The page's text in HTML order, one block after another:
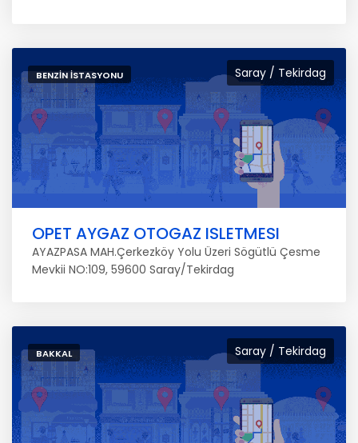
Saray / Tekirdag
BENZIN İSTASYONU
OPET AYGAZ OTOGAZ ISLETMESI
AYAZPASA MAH.Çerkezköy Yolu Üzeri Sögütlü Çesme
Mevkii NO:109, 59600 Saray/Tekirdag
Saray / Tekirdag
BAKKAL